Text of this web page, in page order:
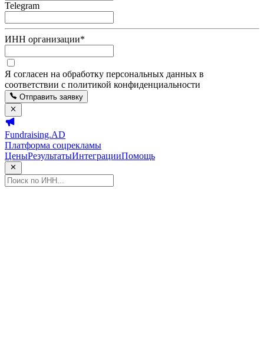
Telegram
ИНН организации*
Я согласен на обработку персональных данных в
соответствии с политикой конфиденциальности
Отправить заявку
Fundraising.AD
Платформа соцрекламы
ЦеныРезультатыИнтеграцииПомощь